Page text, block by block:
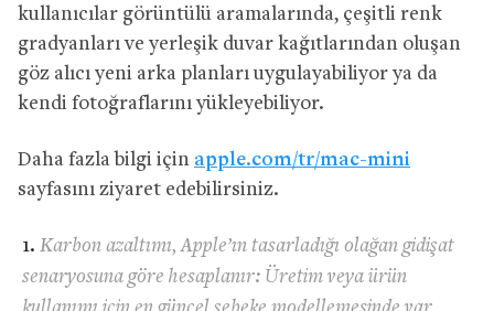
kullanıcılar görüntülü aramalarında, çeşitli renk
gradyanları ve yerleşik duvar kağıtlarından oluşan
göz alıcı yeni arka planları uygulayabiliyor ya da
kendi fotoğraflarını yükleyebiliyor.
Daha fazla bilgi için apple.com/tr/mac-mini
sayfasını ziyaret edebilirsiniz.
Karbon azaltımı, Apple’ın tasarladığı olağan gidişat
senaryosuna göre hesaplanır: Üretim veya ürün